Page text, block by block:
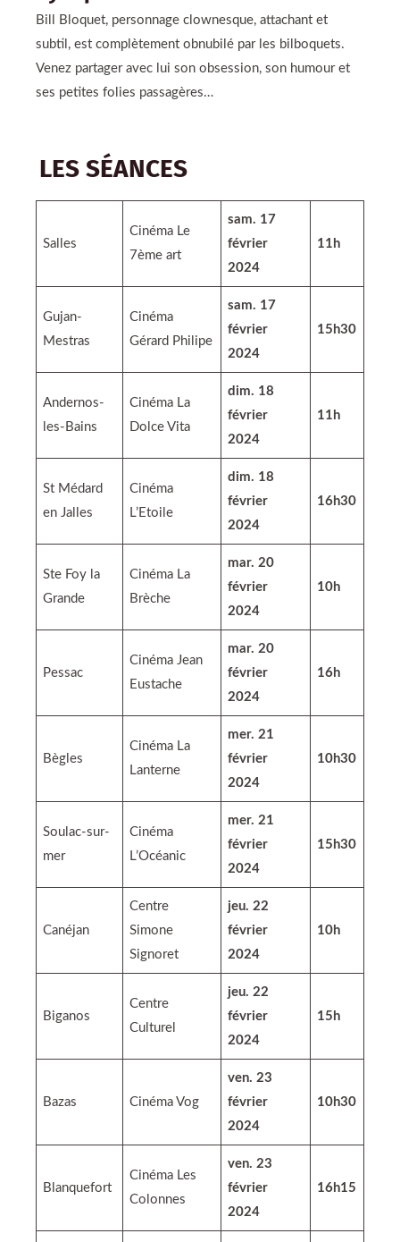
Bill Bloquet, personnage clownesque, attachant et
subtil, est complètement obnubilé par les bilboquets.
Venez partager avec lui son obsession, son humour et
ses petites folies passagères…
LES SÉANCES
Salles
Cinéma Le
7ème art
sam. 17
février
2024
11h
Gujan-
Mestras
Cinéma
Gérard Philipe
sam. 17
février
2024
15h30
Andernos-
les-Bains
Cinéma La
Dolce Vita
dim. 18
février
2024
11h
St Médard
en Jalles
Cinéma
L’Etoile
dim. 18
février
2024
16h30
Ste Foy la
Grande
Cinéma La
Brèche
mar. 20
février
2024
10h
Pessac
Cinéma Jean
Eustache
mar. 20
février
2024
16h
Bègles
Cinéma La
Lanterne
mer. 21
février
2024
10h30
Soulac-sur-
mer
Cinéma
L’Océanic
mer. 21
février
2024
15h30
Canéjan
Centre
Simone
Signoret
jeu. 22
février
2024
10h
Biganos
Centre
Culturel
jeu. 22
février
2024
15h
Bazas Cinéma Vog
ven. 23
février
2024
10h30
Blanquefort
Cinéma Les
Colonnes
ven. 23
février
2024
16h15